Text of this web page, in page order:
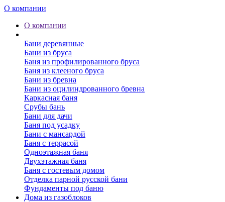
О компании
О компании
Бани деревянные
Бани из бруса
Баня из профилированного бруса
Баня из клееного бруса
Бани из бревна
Бани из оцилиндрованного бревна
Каркасная баня
Срубы бань
Бани для дачи
Баня под усадку
Бани с мансардой
Баня с террасой
Одноэтажная баня
Двухэтажная баня
Баня с гостевым домом
Отделка парной русской бани
Фундаменты под баню
Дома из газоблоков